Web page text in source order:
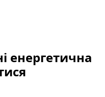
енергетична